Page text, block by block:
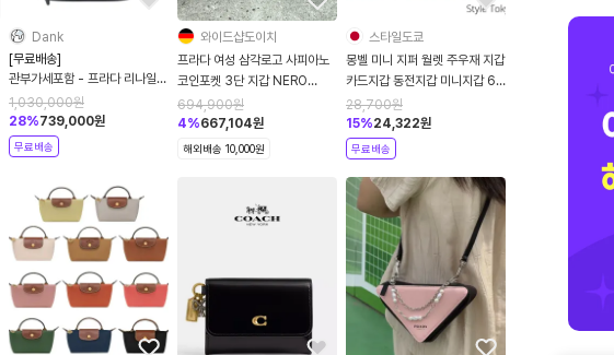
Dank
[무료배송]
관부가세포함 - 프라다 리나일론
드로우스트링 파우치 블랙
1NS369R067F0002
1,030,000원
28%739,000원
무료배송
와이드샵도이치
프라다 여성 삼각로고 사피아노
코인포켓 3단 지갑 NERO
1MH044 QHH
694,900원
4%667,104원
해외배송 10,000원
스타일도쿄
몽벨 미니 지퍼 월렛 주우재 지갑
카드지갑 동전지갑 미니지갑 6
컬러 1133373
28,700원
15%24,322원
무료배송